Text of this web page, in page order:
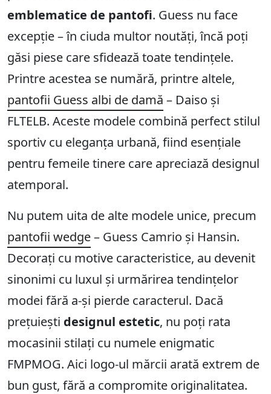
emblematice de pantofi. Guess nu face
excepție – în ciuda multor noutăți, încă poți
găsi piese care sfidează toate tendințele.
Printre acestea se numără, printre altele,
pantofii Guess albi de damă – Daiso și
FLTELB. Aceste modele combină perfect stilul
sportiv cu eleganța urbană, fiind esențiale
pentru femeile tinere care apreciază designul
atemporal.
Nu putem uita de alte modele unice, precum
pantofii wedge– Guess Camrio și Hansin.
Decorați cu motive caracteristice, au devenit
sinonimi cu luxul și urmărirea tendințelor
modei fără a-și pierde caracterul. Dacă
prețuiești designul estetic, nu poți rata
mocasinii stilați cu numele enigmatic
FMPMOG. Aici logo-ul mărcii arată extrem de
bun gust, fără a compromite originalitatea.